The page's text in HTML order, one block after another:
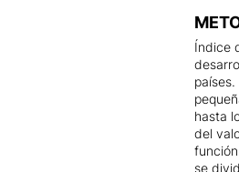
Índice
hasta
del
se